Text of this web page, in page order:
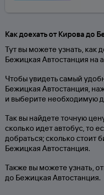
Как доехать от Кирова до
Тут вы можете узнать, как
Бежицкая Автостанция на
Чтобы увидеть самый
Бежицкая Автостанция,
и выберите необходимую
Так вы найдете точную
сколько идет автобус, то
добраться; сколько стоит
Бежицкая Автостанция.
Также вы можете узнать,
до Бежицкая Автостанция.